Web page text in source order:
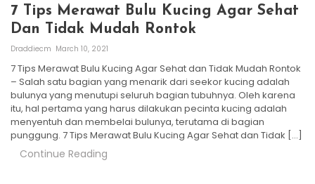
7 Tips Merawat Bulu Kucing Agar Sehat
Dan Tidak Mudah Rontok
Draddiecm March 10, 2021
7 Tips Merawat Bulu Kucing Agar Sehat dan Tidak Mudah Rontok
– Salah satu bagian yang menarik dari seekor kucing adalah
bulunya yang menutupi seluruh bagian tubuhnya. Oleh karena
itu, hal pertama yang harus dilakukan pecinta kucing adalah
menyentuh dan membelai bulunya, terutama di bagian
punggung. 7 Tips Merawat Bulu Kucing Agar Sehat dan Tidak […]
Continue Reading